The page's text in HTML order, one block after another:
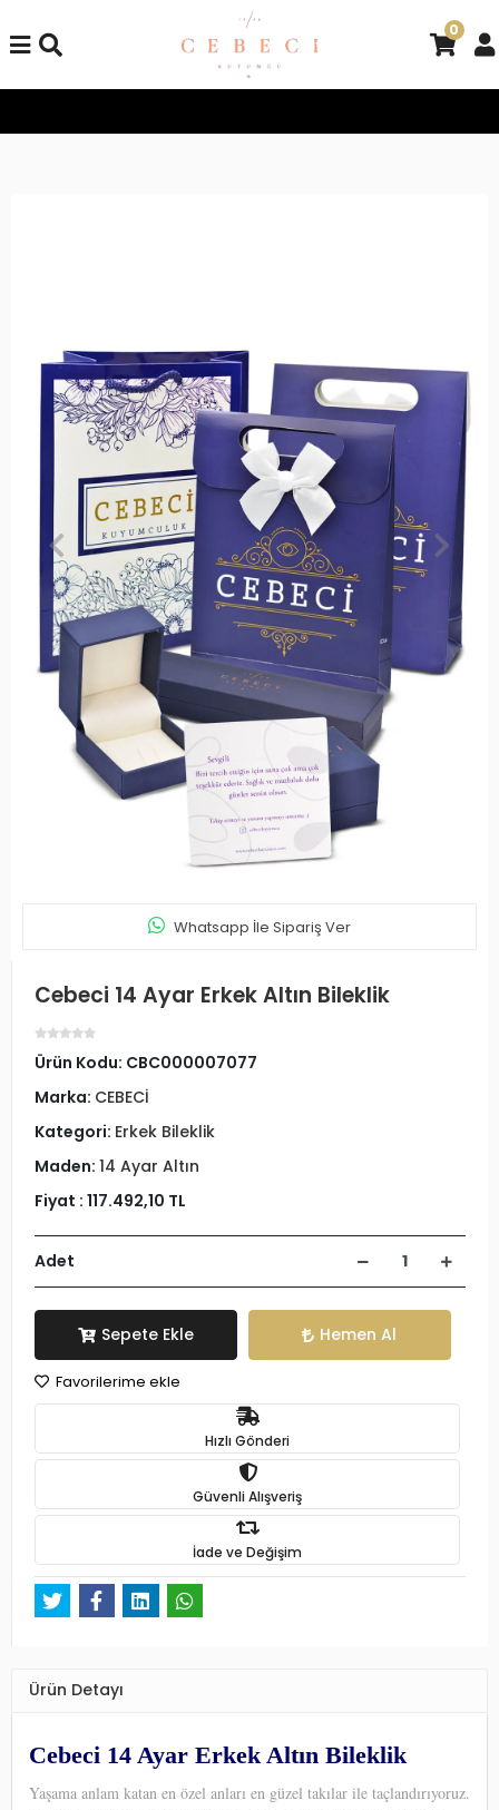
0
Whatsapp İle Sipariş Ver
Cebeci 14 Ayar Erkek Altın Bileklik
Ürün Kodu: CBC000007077
Marka: CEBECİ
Kategori: Erkek Bileklik
Maden: 14 Ayar Altın
Fiyat : 117.492,10 TL
Adet
Sepete Ekle Hemen Al
Favorilerime ekle
Hızlı Gönderi
Güvenli Alışveriş
İade ve Değişim
Ürün Detayı
Cebeci 14 Ayar Erkek Altın Bileklik
Yaşama anlam katan en özel anları en güzel takılar ile taçlandırıyoruz.